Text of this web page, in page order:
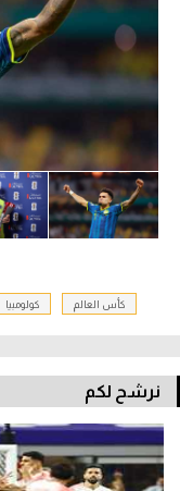
كأس العالم كولومبيا
نرشح لكم